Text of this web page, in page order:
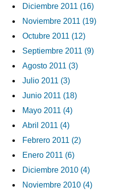
Diciembre 2011 (16)
Noviembre 2011 (19)
Octubre 2011 (12)
Septiembre 2011 (9)
Agosto 2011 (3)
Julio 2011 (3)
Junio 2011 (18)
Mayo 2011 (4)
Abril 2011 (4)
Febrero 2011 (2)
Enero 2011 (6)
Diciembre 2010 (4)
Noviembre 2010 (4)